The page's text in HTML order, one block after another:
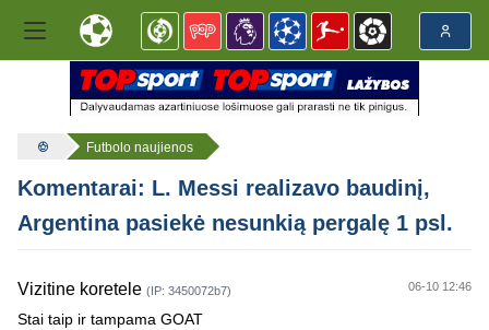
Futbolo naujienos
Komentarai: L. Messi realizavo baudinį,
Argentina pasiekė nesunkią pergalę 1 psl.
Vizitine koretele (IP: 3450072b7) 06-10 12:46
Stai taip ir tampama GOAT